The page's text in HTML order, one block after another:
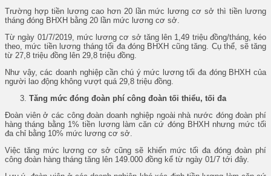
Trường hợp tiền lương cao hơn 20 lần mức lương cơ sở thì tiền lương
tháng đóng BHXH bằng 20 lần mức lương cơ sở.
Từ ngày 01/7/2019, mức lương cơ sở tăng lên 1,49 triệu đồng/tháng, kéo
theo, mức tiền lương tháng tối đa đóng BHXH cũng tăng. Cụ thể, sẽ tăng
từ 27,8 triệu đồng lên 29,8 triệu đồng.
Như vậy, các doanh nghiệp cần chú ý mức lương tối đa đóng BHXH của
người lao động không vượt quá 29,8 triệu đồng.
Tăng mức đóng đoàn phí công đoàn tối thiểu, tối đa
Đoàn viên ở các công đoàn doanh nghiệp ngoài nhà nước đóng đoàn phí
hàng tháng bằng 1% tiền lương làm căn cứ đóng BHXH nhưng mức tối
đa chỉ bằng 10% mức lương cơ sở.
Việc tăng mức lương cơ sở cũng sẽ khiến mức tối đa đóng đoàn phí
công đoàn hàng tháng tăng lên 149.000 đồng kể từ ngày 01/7 tới đây.